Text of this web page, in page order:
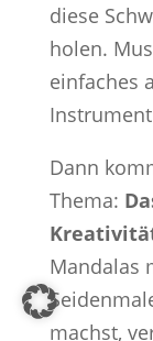
diese
holen.
einfaches
Dann
Thema:
Mandalas
machst,